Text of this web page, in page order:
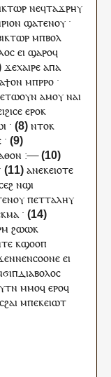
ⲛⲉϥⲧⲁϫⲣⲏⲩ
ϣⲁⲧⲉⲛⲟⲩ ·
ⲙⲡⲃⲟⲗ
ⲉⲓ ϣⲁⲣⲟϥ
ϫⲉⲭⲁⲓⲣⲉ ⲁⲡⲁ
ⲙⲡⲣⲣⲟ ·
ⲧⲱⲟⲩⲛ ⲁⲙⲟⲩ ⲛⲁⲓ
ϩⲓⲥⲉ ⲉⲣⲟⲕ
ⲓ ·
ⲛⲧⲟⲕ
·
:—
· ⲁⲛⲉⲕⲉⲓⲟⲧⲉ
ⲛϣⲓ
ⲡⲉⲧⲧⲁⲗⲏⲩ
ⲙⲁ ·
ϩⲱⲱⲕ
ⲕϣⲟⲟⲡ
ⲛⲛⲉⲛⲥⲟⲟⲛⲉ ⲉⲓ
ⲡⲇⲓⲁⲃⲟⲗⲟⲥ
ⲙⲙⲟϥ ⲉⲣⲟϥ
ⲥϩⲁⲓ ⲙⲡⲉⲕⲉⲓⲱⲧ